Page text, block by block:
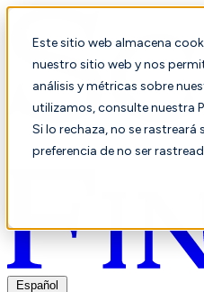
Este sitio web almacena
nuestro sitio web y nos
análisis y métricas sobre
utilizamos, consulte nuestra
Si lo rechaza, no se
preferencia de no ser
Español